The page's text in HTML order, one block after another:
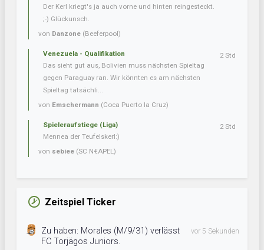
Der Kerl kriegt's ja auch vorne und hinten reingesteckt.
;-) Glückunsch.
von Danzone (Beeferpool)
Venezuela - Qualifikation
Das sieht gut aus, Bolivien muss nächsten Spieltag
gegen Paraguay ran. Wir könnten es am nächsten
Spieltag tatsächli...
von Emschermann (Coca Puerto la Cruz)
2 Std
Spieleraufstiege (Liga)
Mennea der Teufelskerl:)
von sebiee (SC N€APEL)
2 Std
Zeitspiel Ticker
Zu haben: Morales (M/9/31) verlässt
FC Torjägos Juniors.
vor 5 Sekunden